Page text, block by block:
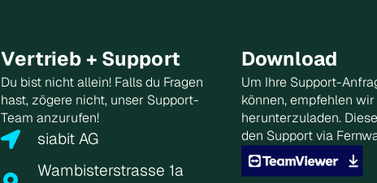
Vertrieb + Support
Du bist nicht allein! Falls du Fragen
hast, zögere nicht, unser Support-
Team anzurufen!
siabit AG
Wambisterstrasse 1a
Download
Um Ihre Support-
können, empfehlen
herunterzuladen.
den Support via